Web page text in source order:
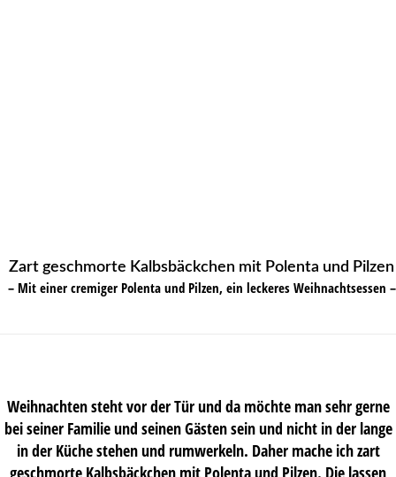
Zart geschmorte Kalbsbäckchen mit Polenta und Pilzen
– Mit einer cremiger Polenta und Pilzen, ein leckeres Weihnachtsessen –
Weihnachten steht vor der Tür und da möchte man sehr gerne
bei seiner Familie und seinen Gästen sein und nicht in der lange
in der Küche stehen und rumwerkeln. Daher mache ich zart
geschmorte Kalbsbäckchen mit Polenta und Pilzen. Die lassen